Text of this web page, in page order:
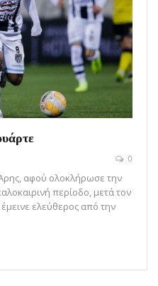
0
αφού ολοκλήρωσε την
περίοδο, μετά τον
ελεύθερος από την